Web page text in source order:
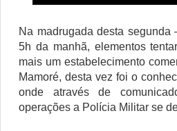
Na madrugada desta segunda
5h da manhã, elementos
mais um estabelecimento
Mamoré, desta vez foi o
onde através de
operações a Polícia Militar se